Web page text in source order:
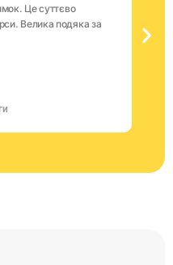
Це суттєво
Велика подяка за